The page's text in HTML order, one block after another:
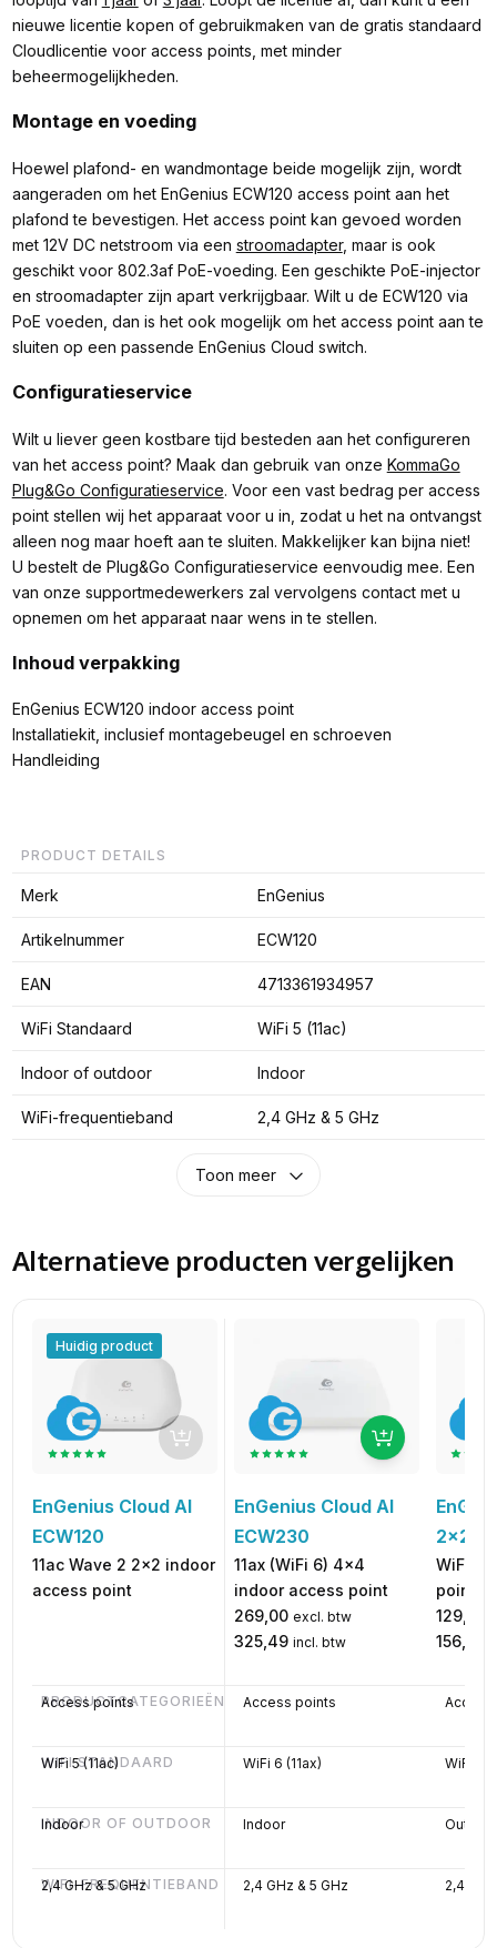
nieuwe licentie kopen of gebruikmaken van de gratis standaard
Cloudlicentie voor access points, met minder
beheermogelijkheden.
Montage en voeding
Hoewel plafond- en wandmontage beide mogelijk zijn, wordt
aangeraden om het EnGenius ECW120 access point aan het
plafond te bevestigen. Het access point kan gevoed worden
met 12V DC netstroom via een stroomadapter, maar is ook
geschikt voor 802.3af PoE-voeding. Een geschikte PoE-injector
en stroomadapter zijn apart verkrijgbaar. Wilt u de ECW120 via
PoE voeden, dan is het ook mogelijk om het access point aan te
sluiten op een passende EnGenius Cloud switch.
Configuratieservice
Wilt u liever geen kostbare tijd besteden aan het configureren
van het access point? Maak dan gebruik van onze KommaGo
Plug&Go Configuratieservice. Voor een vast bedrag per access
point stellen wij het apparaat voor u in, zodat u het na ontvangst
alleen nog maar hoeft aan te sluiten. Makkelijker kan bijna niet!
U bestelt de Plug&Go Configuratieservice eenvoudig mee. Een
van onze supportmedewerkers zal vervolgens contact met u
opnemen om het apparaat naar wens in te stellen.
Inhoud verpakking
EnGenius ECW120 indoor access point
Installatiekit, inclusief montagebeugel en schroeven
Handleiding
PRODUCT DETAILS
Merk EnGenius
Artikelnummer ECW120
EAN 4713361934957
WiFi Standaard WiFi 5 (11ac)
Indoor of outdoor Indoor
WiFi-frequentieband 2,4 GHz & 5 GHz
Toon meer
Alternatieve producten vergelijken
PRODUCTCATEGORIEËN
WIFI STANDAARD
INDOOR OF OUTDOOR
WIFI-FREQUENTIEBAND
Huidig product
EnGenius Cloud AI
ECW120
11ac Wave 2 2x2 indoor
access point
Access points
WiFi 5 (11ac)
Indoor
2,4 GHz & 5 GHz
EnGenius Cloud AI
ECW230
11ax (WiFi 6) 4x4
indoor access point
269,00 excl. btw
325,49 incl. btw
Access points
WiFi 6 (11ax)
Indoor
2,4 GHz & 5 GHz
2x2
WiFi 5
point
129,00
156,09
Access
WiFi 5
2,4